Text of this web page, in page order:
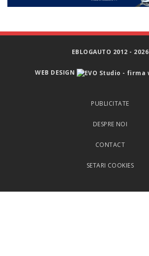
EBLOGAUTO 2012 - 2026
WEB DESIGN
PUBLICITATE
DESPRE NOI
CONTACT
SETARI COOKIES